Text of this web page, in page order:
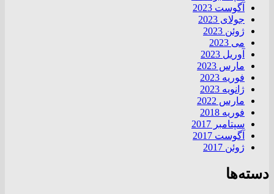
آگوست 2023
جولای 2023
ژوئن 2023
می 2023
آوریل 2023
مارس 2023
فوریه 2023
ژانویه 2023
مارس 2022
فوریه 2018
سپتامبر 2017
آگوست 2017
ژوئن 2017
دسته‌ها